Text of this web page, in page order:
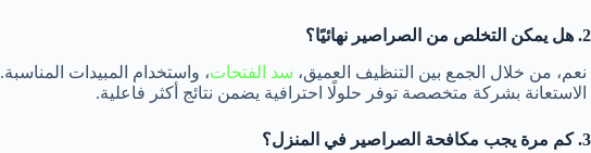
2. هل يمكن التخلص من الصراصير نهائيًا؟
نعم، من خلال الجمع بين التنظيف العميق، سد الفتحات، واستخدام المبيدات المناسبة.
الاستعانة بشركة متخصصة توفر حلولًا احترافية يضمن نتائج أكثر فاعلية.
3. كم مرة يجب مكافحة الصراصير في المنزل؟